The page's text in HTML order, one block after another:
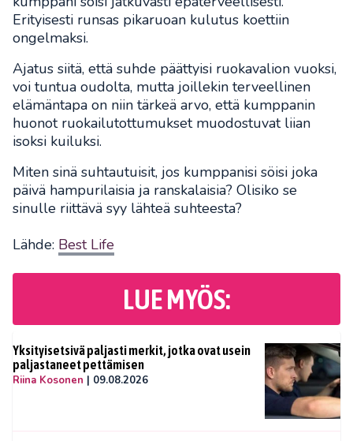
Erityisesti runsas pikaruoan kulutus koettiin
ongelmaksi.
Ajatus siitä, että suhde päättyisi ruokavalion vuoksi,
voi tuntua oudolta, mutta joillekin terveellinen
elämäntapa on niin tärkeä arvo, että kumppanin
huonot ruokailutottumukset muodostuvat liian
isoksi kuiluksi.
Miten sinä suhtautuisit, jos kumppanisi söisi joka
päivä hampurilaisia ja ranskalaisia? Olisiko se
sinulle riittävä syy lähteä suhteesta?
Lähde: Best Life
LUE MYÖS:
Yksityisetsivä paljasti merkit, jotka ovat usein
paljastaneet pettämisen
Riina Kosonen | 09.08.2026